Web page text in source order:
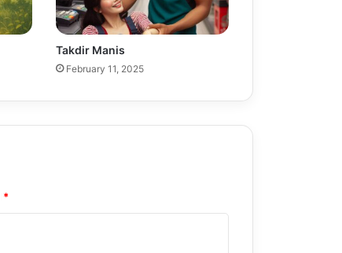
Takdir Manis
February 11, 2025
*